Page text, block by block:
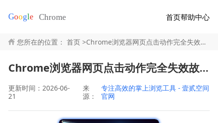
首页帮助中心
您所在的位置： 首页 >Chrome浏览器网页点击动作完全失效故障定位与脚本修复操作
Chrome浏览器网页点击动作完全失效故障定位与脚本修复操作
更新时间：2026-06-
21
来
源：
专注高效的掌上浏览工具 - 壹贰空间
官网